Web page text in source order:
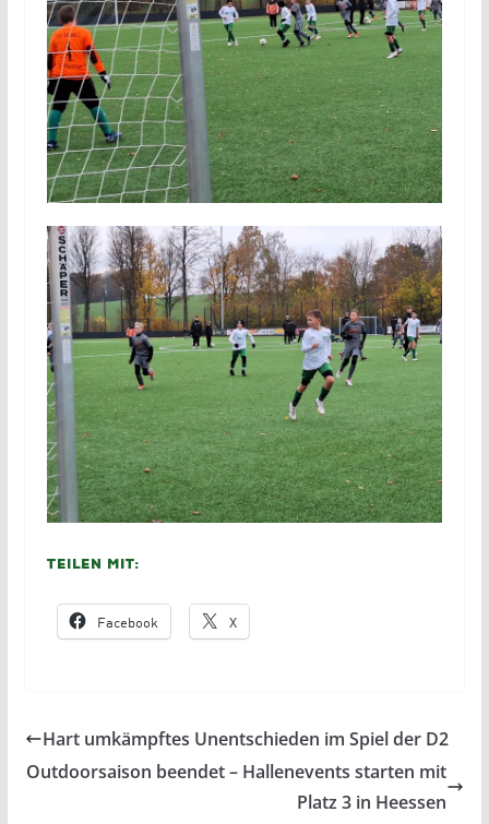
Teilen mit:
Facebook X
Hart umkämpftes Unentschieden im Spiel der D2
Outdoorsaison beendet – Hallenevents starten mit
Platz 3 in Heessen